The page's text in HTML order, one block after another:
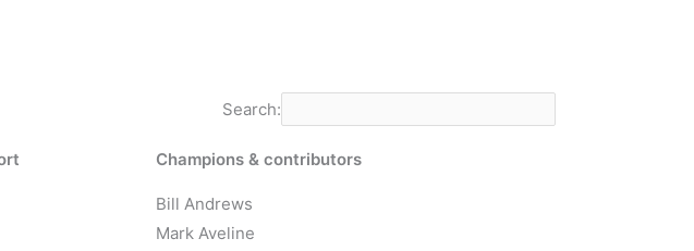
Search:
Champions & contributors
Bill Andrews
Mark Aveline